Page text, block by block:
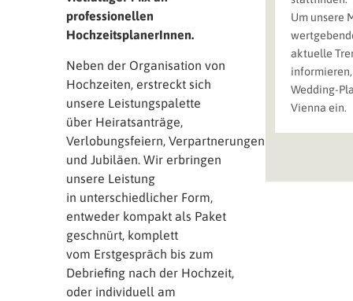
professionellen
HochzeitsplanerInnen.
Neben der Organisation von
Hochzeiten, erstreckt sich
unsere Leistungspalette
über Heiratsanträge,
Verlobungsfeiern, Verpartnerungen
und Jubiläen. Wir erbringen
unsere Leistung
in unterschiedlicher Form,
entweder kompakt als Paket
geschnürt, komplett
vom Erstgespräch bis zum
Debriefing nach der Hochzeit,
oder individuell am
Um unsere
aktuelle
Wedding-
Vienna ein.